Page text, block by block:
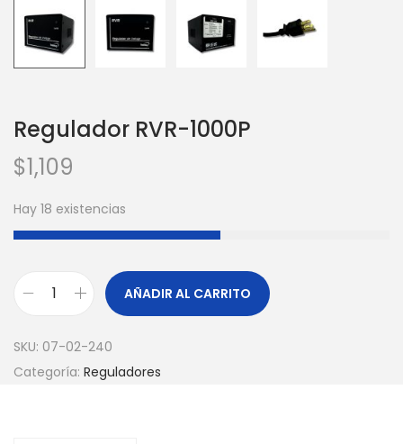
Regulador RVR-1000P
$1,109
Hay 18 existencias
AÑADIR AL CARRITO
SKU: 07-02-240
Categoría: Reguladores